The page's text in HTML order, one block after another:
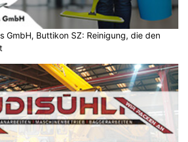
GmbH, Buttikon SZ: Reinigung, die den